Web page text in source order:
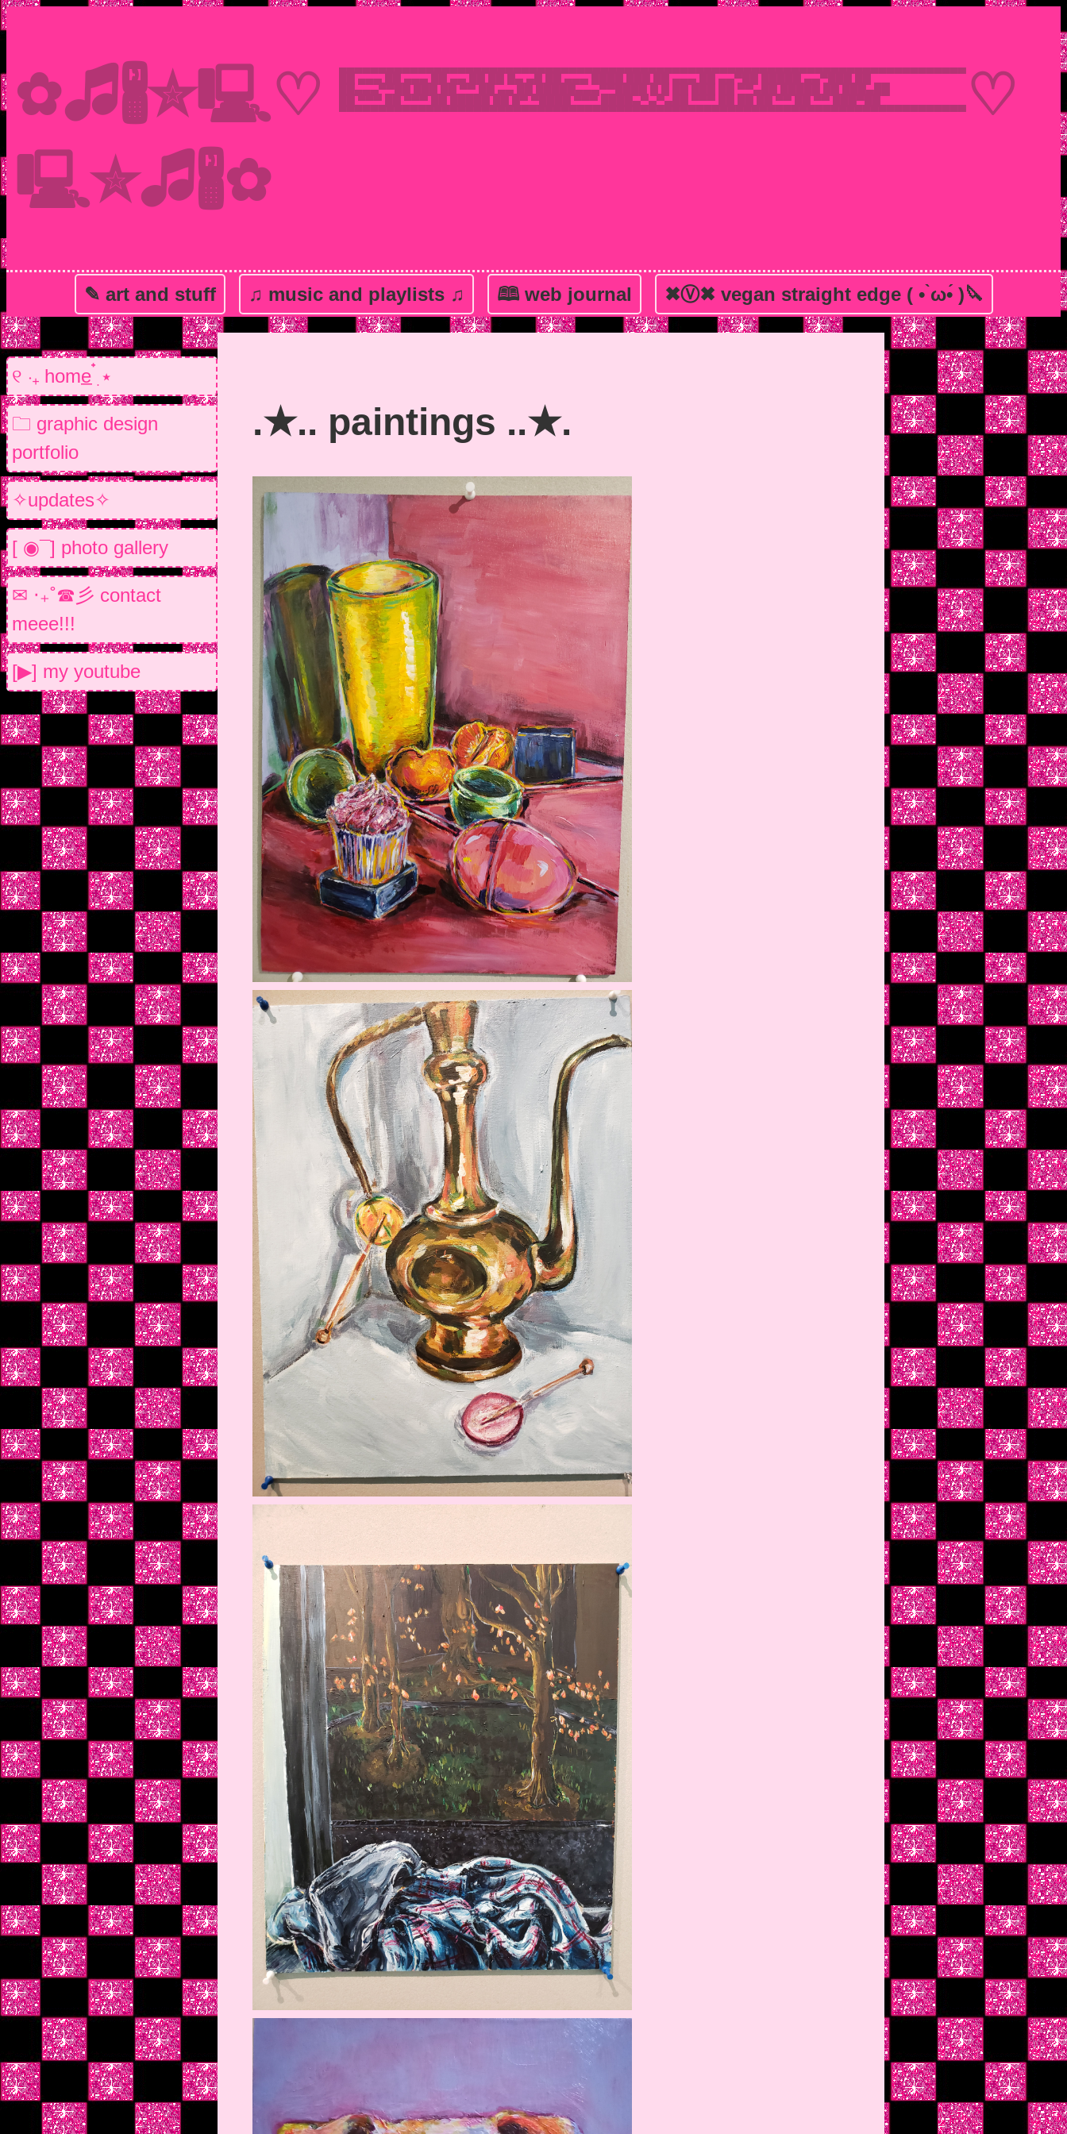
✿🎜🖁✮🖳♡
▄▄▄▄▄▄▄▄▄▄▄▄▄▄▄▄▄▄▄▄▄▄▄▄▄▄▄▄▄▄▄▄▄▄▄▄▄▄▄▄▄▄▄▄▄▄▄▄▄▄▄▄▄▄▄▄▄▄▄▄▄▄▄▄▄▄▄▄▄▄▄▄▄▄▄▄▄▄▄
██ ▄▄▄ ██ ▄▄▄ ██ ▄▄ ██ ██ █▄ ▄█ ██ ▄▄▄ ████ ███ ██ ▄▄▄ ██ ▄▄▀██ █████ ▄▄▀███ ██
██▄▄▄▀▀██ ███ ██ ▀▀ ██ ▄▄ ██ █████▄▄▄▀▀████ █ █ ██ ███ ██ ▀▀▄██ █████ ██ ███▄██
██ ▀▀▀ ██ ▀▀▀ ██ █████ ██ █▀ ▀████ ▀▀▀ ████▄▀▄▀▄██ ▀▀▀ ██ ██ ██ ▀▀ ██ ▀▀ ███▀██
▀▀▀▀▀▀▀▀▀▀▀▀▀▀▀▀▀▀▀▀▀▀▀▀▀▀▀▀▀▀▀▀▀▀▀▀▀▀▀▀▀▀▀▀▀▀▀▀▀▀▀▀▀▀▀▀▀▀▀▀▀▀▀▀▀▀▀▀▀▀▀▀▀▀▀▀▀▀▀ ♡
🖳✮🎜🖁✿
✎ art and stuff ♫ music and playlists ♫ 🕮 web journal ✖Ⓥ✖ vegan straight edge ( • ̀ω•́ )🔪
୧ ‧₊ home̲ ๋࣭ ⭑
🗀 graphic design
portfolio
✧updates✧
[ ◉¯] photo gallery
✉ ‧₊˚☎︎彡 contact
meee!!!
[▶] my youtube
.★.. paintings ..★.